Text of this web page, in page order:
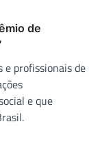
de
profissionais de
e que